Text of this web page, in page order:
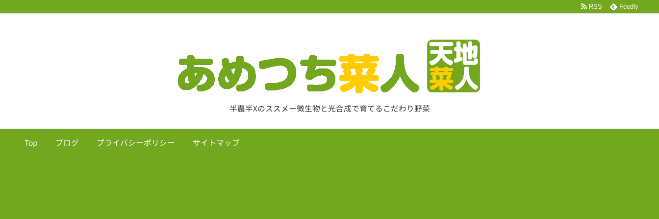
半農半Xのススメー微生物と光合成で育てるこだわり野菜
Top ブログ プライバシーポリシー サイトマップ
RSS Feedly